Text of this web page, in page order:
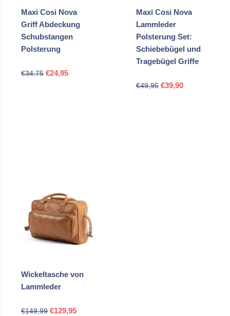
Maxi Cosi Nova
Griff Abdeckung
Schubstangen
Polsterung
€34,75 Ursprünglicher
€24,95Aktueller
Maxi Cosi Nova
Lammleder
Polsterung Set:
Schiebebügel und
Tragebügel Griffe
€49,95 Ursprünglicher
€39,90Aktueller
Wickeltasche von
Lammleder
€149,99 Ursprünglicher
€129,95Aktueller